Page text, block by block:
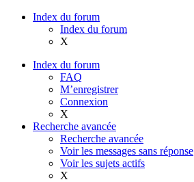
Index du forum
Index du forum
X
Index du forum
FAQ
M’enregistrer
Connexion
X
Recherche avancée
Recherche avancée
Voir les messages sans réponse
Voir les sujets actifs
X